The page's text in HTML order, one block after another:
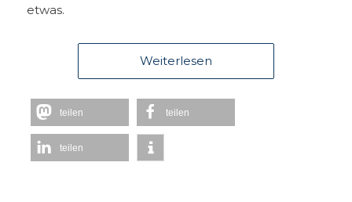
etwas.
Weiterlesen
teilen teilen
teilen